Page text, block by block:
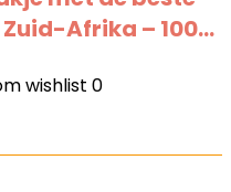
Afrika – 100…
wishlist 0